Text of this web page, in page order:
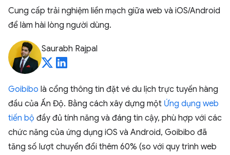
Cung cấp trải nghiệm liền mạch giữa web và iOS/Android
để làm hài lòng người dùng.
Saurabh Rajpal
Goibibo là cổng thông tin đặt vé du lịch trực tuyến hàng
đầu của Ấn Độ. Bằng cách xây dựng một Ứng dụng web
tiến bộ đầy đủ tính năng và đáng tin cậy, phù hợp với các
chức năng của ứng dụng iOS và Android, Goibibo đã
tăng số lượt chuyển đổi thêm 60% (so với quy trình web